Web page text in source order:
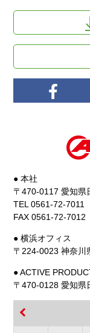
● 本社
〒470-0117 愛知県
TEL 0561-72-7011
FAX 0561-72-7012
● 横浜オフィス
〒224-0023 神奈川
● ACTIVE
〒470-0128 愛知県